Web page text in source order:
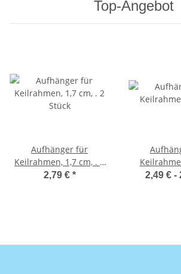
Top-Angebot
Aufhänger für
Keilrahmen, 1,7 cm, . 2
Stück
2,79 € * 2,49 € -